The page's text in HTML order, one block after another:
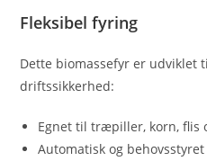
Fleksibel fyring
Dette biomassefyr er udviklet
driftssikkerhed:
Egnet til træpiller, korn,
Automatisk og